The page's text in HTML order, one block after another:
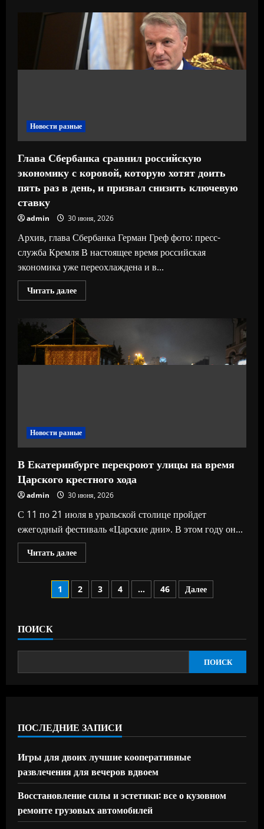
курс
евро
превысил
89
рублей,
доллар
–
Новости разные
Глава Сбербанка сравнил российскую
экономику с коровой, которую хотят доить
пять раз в день, и призвал снизить ключевую
ставку
admin 30 июня, 2026
Архив, глава Сбербанка Герман Греф фото: пресс-
служба Кремля В настоящее время российская
экономика уже переохлаждена и в...
Читать далееПрочитать
больше
Сбербанка
сравнил
российскую
экономику
с
коровой,
и
призвал
снизить
ставку
Новости разные
В Екатеринбурге перекроют улицы на время
Царского крестного хода
admin 30 июня, 2026
С 11 по 21 июля в уральской столице пройдет
ежегодный фестиваль «Царские дни». В этом году он...
Читать далееПрочитать
больше
Екатеринбурге
перекроют
улицы
хода
Пагинация
1 2 3 4 … 46 Далее
ПОИСК
ПОИСК
ПОСЛЕДНИЕ ЗАПИСИ
Игры для двоих лучшие кооперативные
развлечения для вечеров вдвоем
Восстановление силы и эстетики: все о кузовном
ремонте грузовых автомобилей